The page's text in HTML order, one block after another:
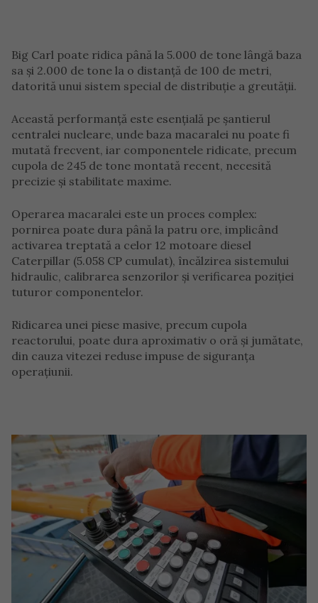
Big Carl poate ridica până la 5.000 de tone lângă baza
sa și 2.000 de tone la o distanță de 100 de metri,
datorită unui sistem special de distribuție a greutății.
Această performanță este esențială pe șantierul
centralei nucleare, unde baza macaralei nu poate fi
mutată frecvent, iar componentele ridicate, precum
cupola de 245 de tone montată recent, necesită
precizie și stabilitate maxime.
Operarea macaralei este un proces complex:
pornirea poate dura până la patru ore, implicând
activarea treptată a celor 12 motoare diesel
Caterpillar (5.058 CP cumulat), încălzirea sistemului
hidraulic, calibrarea senzorilor și verificarea poziției
tuturor componentelor.
Ridicarea unei piese masive, precum cupola
reactorului, poate dura aproximativ o oră și jumătate,
din cauza vitezei reduse impuse de siguranța
operațiunii.